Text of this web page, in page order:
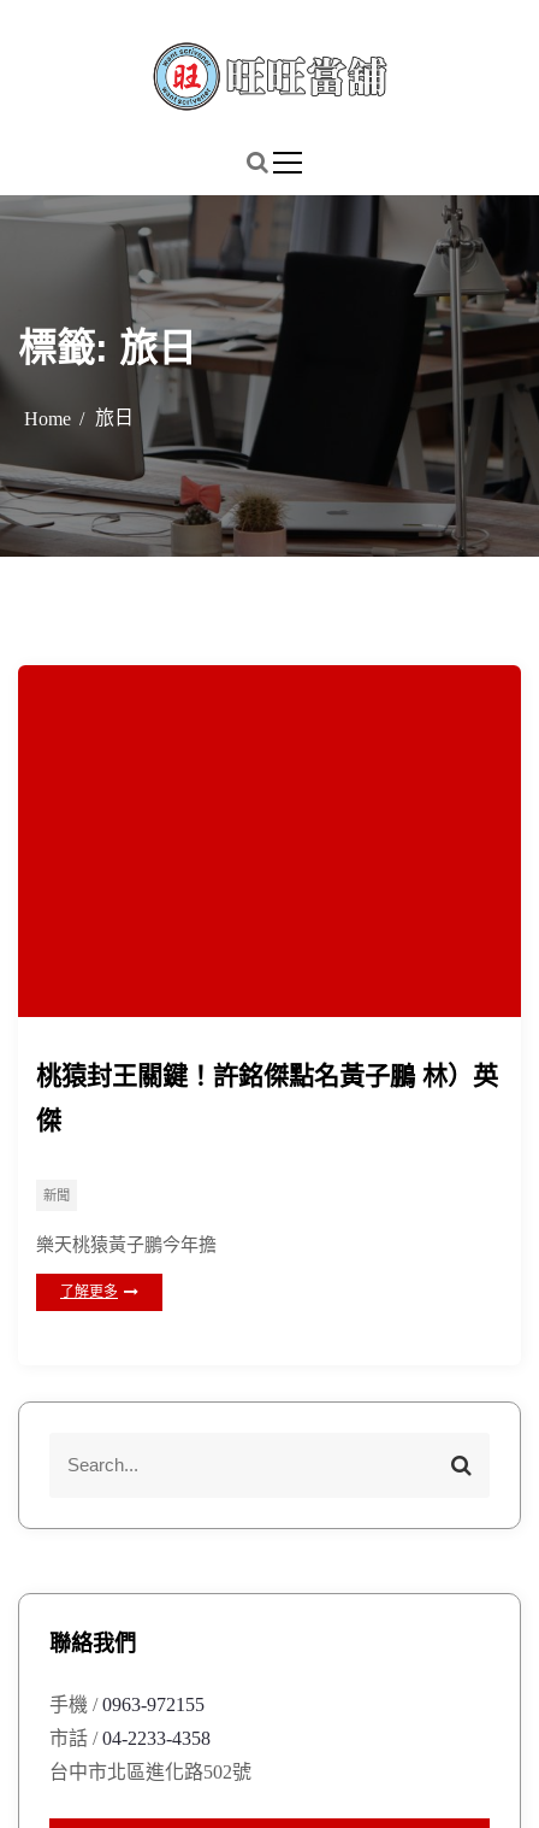
標籤: 旅日
Home 旅日
桃猿封王關鍵！許銘傑點名黃子鵬 林）英
傑
新聞
樂天桃猿黃子鵬今年擔
了解更多
f
:
S
r
聯絡我們
手機 /0963-972155
市話 /04-2233-4358
台中市北區進化路502號